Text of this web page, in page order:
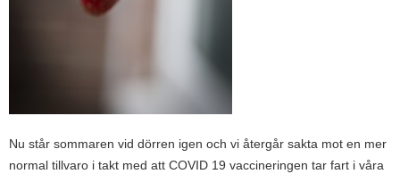
Nu står sommaren vid dörren igen och vi återgår sakta mot en mer
normal tillvaro i takt med att COVID 19 vaccineringen tar fart i våra